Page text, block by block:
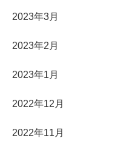
2023年3月
2023年2月
2023年1月
2022年12月
2022年11月